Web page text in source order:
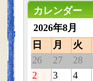
カレンダー
2026年8月
日
月 火
26
27 28
2
3 4